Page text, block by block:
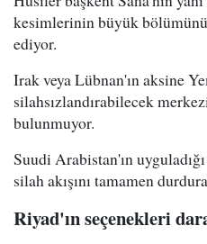
kesimlerinin büyük
ediyor.
Irak veya Lübnan'ın aksine
silahsızlandırabilecek
bulunmuyor.
Suudi Arabistan'ın
silah akışını tamamen
Riyad'ın seçenekleri